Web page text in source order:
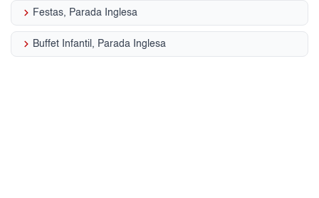
keyboard_arrow_right Festas, Parada Inglesa
keyboard_arrow_right Buffet Infantil, Parada Inglesa